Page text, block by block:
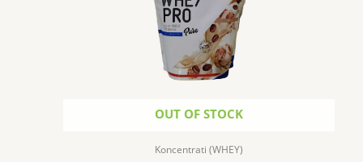
OUT OF STOCK
Koncentrati (WHEY)